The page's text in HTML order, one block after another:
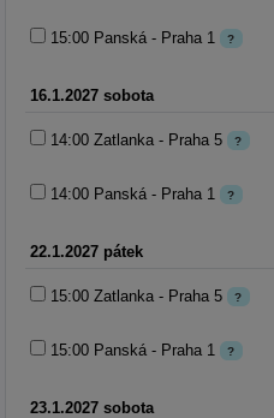
15:00 Panská - Praha 1 ?
16.1.2027 sobota
14:00 Zatlanka - Praha 5 ?
14:00 Panská - Praha 1 ?
22.1.2027 pátek
15:00 Zatlanka - Praha 5 ?
15:00 Panská - Praha 1 ?
23.1.2027 sobota